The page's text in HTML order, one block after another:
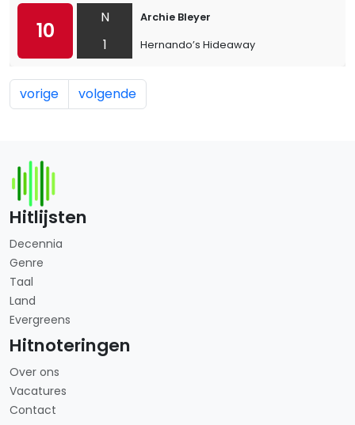
10
N
1
Archie Bleyer
Hernando’s Hideaway
vorige volgende
Hitlijsten
Decennia
Genre
Taal
Land
Evergreens
Hitnoteringen
Over ons
Vacatures
Contact